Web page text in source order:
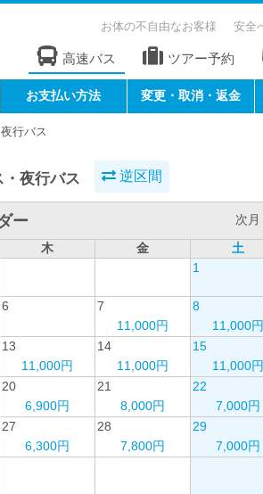
お体の不自由なお客様 安全
高速バス ツアー予約
お支払い方法 変更・取消・返金
行バス
夜行バス 逆区間
ー
次月
木 金
土
1
6
7
11,000円
8
11,000円
13
11,000円
14
11,000円
15
11,000円
20
6,900円
21
8,000円
22
7,000円
27
6,300円
28
7,800円
29
7,000円